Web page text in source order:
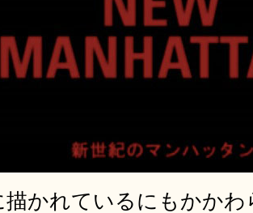
描かれているにもかか